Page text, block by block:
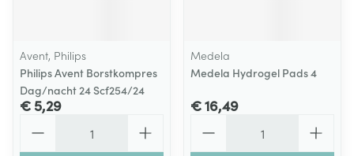
Avent, Philips
Philips Avent Borstkompres
Dag/nacht 24 Scf254/24
€ 5,29
Medela
Medela Hydrogel Pads 4
€ 16,49